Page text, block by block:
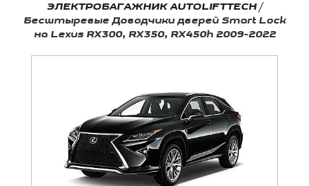
ЭЛЕКТРОБАГАЖНИК AUTOLIFTTECH /
Беcштыревые Доводчики дверей Smart Lock
на Lexus RX300, RX350, RX450h 2009-2022